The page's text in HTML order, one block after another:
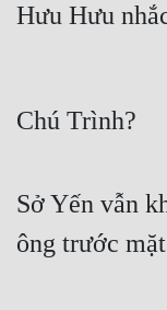
Hưu Hưu
Chú Trình?
Sở Yến vẫn
ông trước